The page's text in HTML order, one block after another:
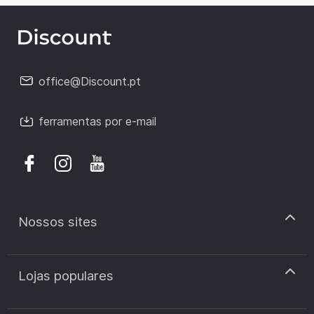
office@Discount.pt
ferramentas por e-mail
Nossos sites
discount.pt
discount.sk
Lojas populares
Cupão de desconto Zooplus